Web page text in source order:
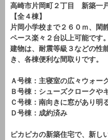
高崎市片岡町２丁目 新築一
【全４棟】
片岡小学校まで２６０ｍ、閑
ペース楽々２台以上可能です。
建物は、耐震等級３などの性
き、各棟便利な間取りです。
Ａ号棟：主寝室の広々ウォー
Ｂ号棟：シューズクロークや
Ｃ号棟：南向きに窓があり明
Ｄ号棟：成約済み
ピカピカの新築住宅で、新し